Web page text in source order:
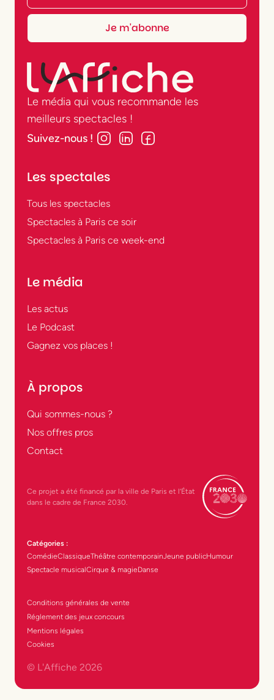
Le média qui vous recommande les
meilleurs spectacles !
Suivez-nous !
Les spectales
Tous les spectacles
Spectacles à Paris ce soir
Spectacles à Paris ce week-end
Le média
Les actus
Le Podcast
Gagnez vos places !
À propos
Qui sommes-nous ?
Nos offres pros
Contact
Ce projet a été financé par la ville de Paris et l’État
dans le cadre de France 2030.
Catégories :
ComédieClassiqueThéâtre contemporainJeune publicHumour
Spectacle musicalCirque & magieDanse
Conditions générales de vente
Réglement des jeux concours
Mentions légales
Cookies
© L'Affiche 2026